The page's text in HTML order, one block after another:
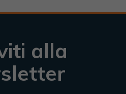
alla